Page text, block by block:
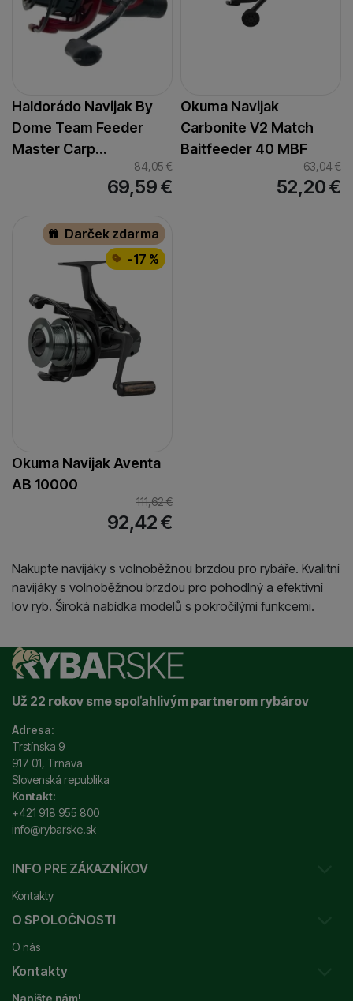
Haldorádo Navijak By
Dome Team Feeder
Master Carp…
84,05€
69,59€
Okuma Navijak
Carbonite V2 Match
Baitfeeder 40 MBF
63,04€
52,20€
Darček zdarma
-17 %
Okuma Navijak Aventa
AB 10000
111,62€
92,42€
Nakupte navijáky s volnoběžnou brzdou pro rybáře. Kvalitní
navijáky s volnoběžnou brzdou pro pohodlný a efektivní
lov ryb. Široká nabídka modelů s pokročilými funkcemi.
Už 22 rokov sme spoľahlivým partnerom rybárov
Adresa:
Trstínska 9
917 01, Trnava
Slovenská republika
Kontakt:
+421 918 955 800
info@rybarske.sk
INFO PRE ZÁKAZNÍKOV
Kontakty
Sledovanie vašej zásielky
Ako reklamovať / vrátiť tovar
Obchodné podmienky
O SPOLOČNOSTI
O nás
Prečo nakupovať u nás?
Kontakty
Napište nám!